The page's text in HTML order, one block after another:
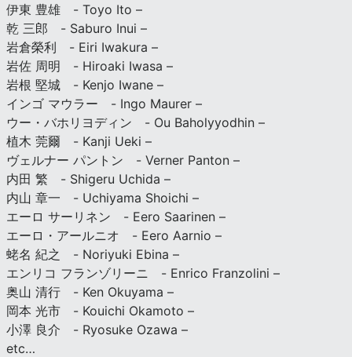
伊東 豊雄 - Toyo Ito –
乾 三郎 - Saburo Inui –
岩倉榮利 - Eiri Iwakura –
岩佐 周明 - Hiroaki Iwasa –
岩根 堅城 - Kenjo Iwane –
インゴ マウラー - Ingo Maurer –
ウー・バホリヨディン - Ou Baholyyodhin –
植木 莞爾 - Kanji Ueki –
ヴェルナー パントン - Verner Panton –
内田 繁 - Shigeru Uchida –
内山 章一 - Uchiyama Shoichi –
エーロ サーリネン - Eero Saarinen –
エーロ・アールニオ - Eero Aarnio –
蛯名 紀之 - Noriyuki Ebina –
エンリコ フランゾリーニ - Enrico Franzolini –
奥山 清行 - Ken Okuyama –
岡本 光市 - Kouichi Okamoto –
小澤 良介 - Ryosuke Ozawa –
etc…